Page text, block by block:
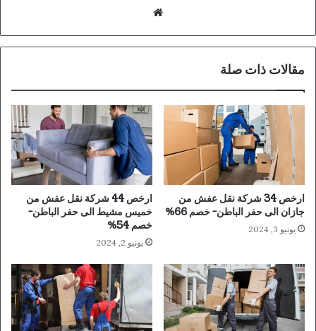
مقالات ذات صلة
ارخص 34 شركة نقل عفش من
جازان الى حفر الباطن- خصم 66%
يونيو 3, 2024
ارخص 44 شركة نقل عفش من
خميس مشيط الى حفر الباطن-
خصم 54%
يونيو 2, 2024